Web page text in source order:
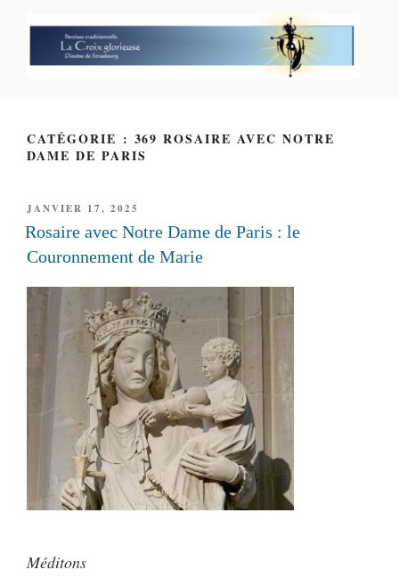
CATÉGORIE : 369 ROSAIRE AVEC NOTRE
DAME DE PARIS
PUBLIÉ
LE
JANVIER 17, 2025
Rosaire avec Notre Dame de Paris : le
Couronnement de Marie
Méditons